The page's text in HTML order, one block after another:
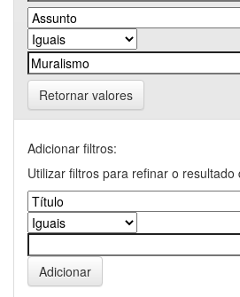
Retornar valores
Adicionar filtros:
Utilizar filtros para refinar o resultado